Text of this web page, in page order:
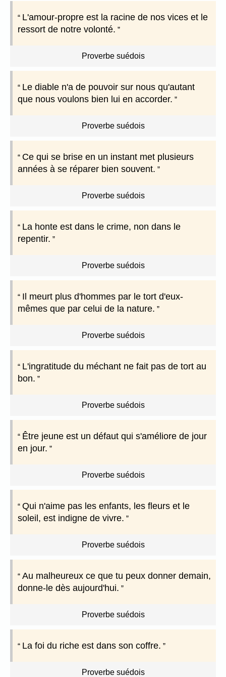
L'amour-propre est la racine de nos vices et le
ressort de notre volonté.
Proverbe suédois
Le diable n'a de pouvoir sur nous qu'autant
que nous voulons bien lui en accorder.
Proverbe suédois
Ce qui se brise en un instant met plusieurs
années à se réparer bien souvent.
Proverbe suédois
La honte est dans le crime, non dans le
repentir.
Proverbe suédois
Il meurt plus d'hommes par le tort d'eux-
mêmes que par celui de la nature.
Proverbe suédois
L'ingratitude du méchant ne fait pas de tort au
bon.
Proverbe suédois
Être jeune est un défaut qui s'améliore de jour
en jour.
Proverbe suédois
Qui n'aime pas les enfants, les fleurs et le
soleil, est indigne de vivre.
Proverbe suédois
Au malheureux ce que tu peux donner demain,
donne-le dès aujourd'hui.
Proverbe suédois
La foi du riche est dans son coffre.
Proverbe suédois